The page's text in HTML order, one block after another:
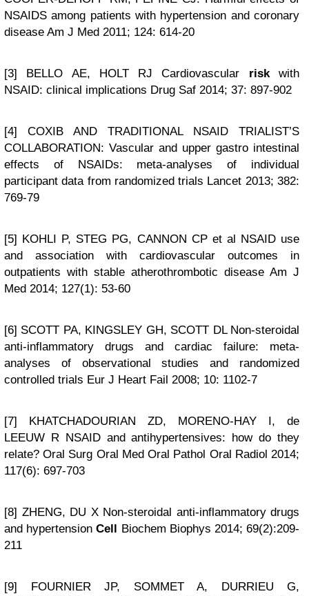
NSAIDS among patients with hypertension and coronary
disease Am J Med 2011; 124: 614-20
[3] BELLO AE, HOLT RJ Cardiovascular riskwith
NSAID: clinical implications Drug Saf 2014; 37: 897-902
[4] COXIB AND TRADITIONAL NSAID TRIALIST’S
COLLABORATION: Vascular and upper gastro intestinal
effects of NSAIDs: meta-analyses of individual
participant data from randomized trials Lancet 2013; 382:
769-79
[5] KOHLI P, STEG PG, CANNON CP et al NSAID use
and association with cardiovascular outcomes in
outpatients with stable atherothrombotic disease Am J
Med 2014; 127(1): 53-60
[6] SCOTT PA, KINGSLEY GH, SCOTT DL Non-steroidal
anti-inflammatory drugs and cardiac failure: meta-
analyses of observational studies and randomized
controlled trials Eur J Heart Fail 2008; 10: 1102-7
[7] KHATCHADOURIAN ZD, MORENO-HAY I, de
LEEUW R NSAID and antihypertensives: how do they
relate? Oral Surg Oral Med Oral Pathol Oral Radiol 2014;
117(6): 697-703
[8] ZHENG, DU X Non-steroidal anti-inflammatory drugs
and hypertensionCell Biochem Biophys 2014; 69(2):209-
211
[9] FOURNIER JP, SOMMET A, DURRIEU G,